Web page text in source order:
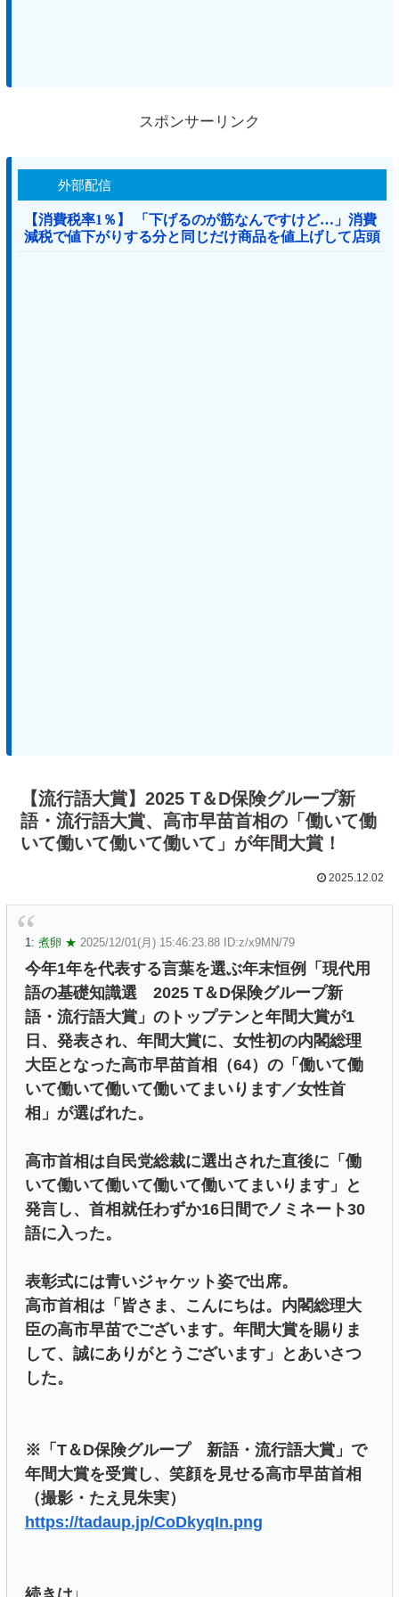
スポンサーリンク
外部配信
【消費税率1％】 「下げるのが筋なんですけど…」消費
減税で値下がりする分と同じだけ商品を値上げして店頭
価格を変えない店も
【流行語大賞】2025 T＆D保険グループ新
語・流行語大賞、高市早苗首相の「働いて働
いて働いて働いて働いて」が年間大賞！
2025.12.02
1: 煮卵 ★ 2025/12/01(月) 15:46:23.88 ID:z/x9MN/79
今年1年を代表する言葉を選ぶ年末恒例「現代用
語の基礎知識選 2025 T＆D保険グループ新
語・流行語大賞」のトップテンと年間大賞が1
日、発表され、年間大賞に、女性初の内閣総理
大臣となった高市早苗首相（64）の「働いて働
いて働いて働いて働いてまいります／女性首
相」が選ばれた。
高市首相は自民党総裁に選出された直後に「働
いて働いて働いて働いて働いてまいります」と
発言し、首相就任わずか16日間でノミネート30
語に入った。
表彰式には青いジャケット姿で出席。
高市首相は「皆さま、こんにちは。内閣総理大
臣の高市早苗でございます。年間大賞を賜りま
して、誠にありがとうございます」とあいさつ
した。
※「T＆D保険グループ 新語・流行語大賞」で
年間大賞を受賞し、笑顔を見せる高市早苗首相
（撮影・たえ見朱実）
https://tadaup.jp/CoDkyqIn.png